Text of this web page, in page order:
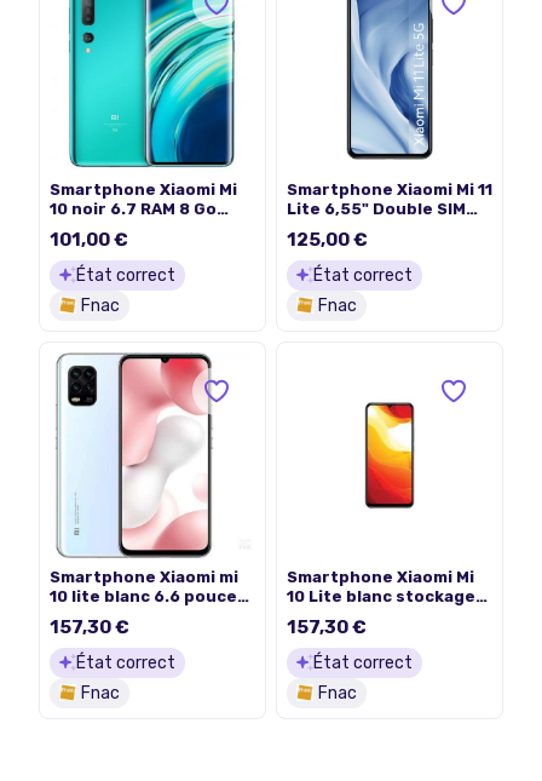
Smartphone Xiaomi Mi
10 noir 6.7 RAM 8 Go
101,00 €
État correct
Fnac
Smartphone Xiaomi Mi 11
Lite 6,55" Double SIM
125,00 €
État correct
Fnac
Smartphone Xiaomi mi
10 lite blanc 6.6 pouces
Go
157,30 €
État correct
Fnac
Smartphone Xiaomi Mi
10 Lite blanc stockage
157,30 €
État correct
Fnac